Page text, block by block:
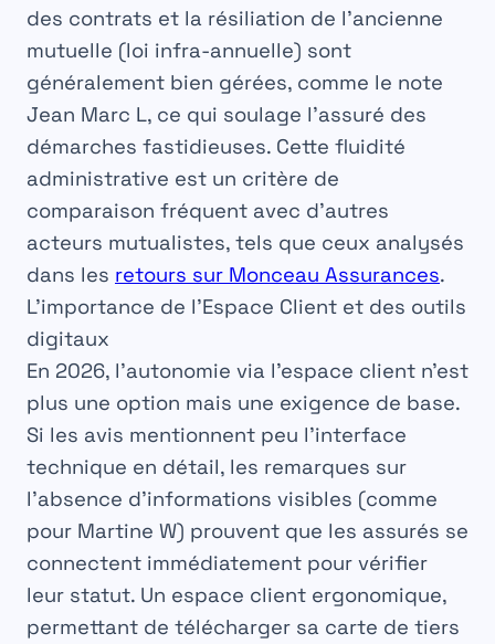
des contrats et la résiliation de l’ancienne
mutuelle (loi infra-annuelle) sont
généralement bien gérées, comme le note
Jean Marc L, ce qui soulage l’assuré des
démarches fastidieuses. Cette fluidité
administrative est un critère de
comparaison fréquent avec d’autres
acteurs mutualistes, tels que ceux analysés
dans les retours sur Monceau Assurances.
L’importance de l’Espace Client et des outils
digitaux
En 2026, l’autonomie via l’espace client n’est
plus une option mais une exigence de base.
Si les avis mentionnent peu l’interface
technique en détail, les remarques sur
l’absence d’informations visibles (comme
pour Martine W) prouvent que les assurés se
connectent immédiatement pour vérifier
leur statut. Un espace client ergonomique,
permettant de télécharger sa carte de tiers